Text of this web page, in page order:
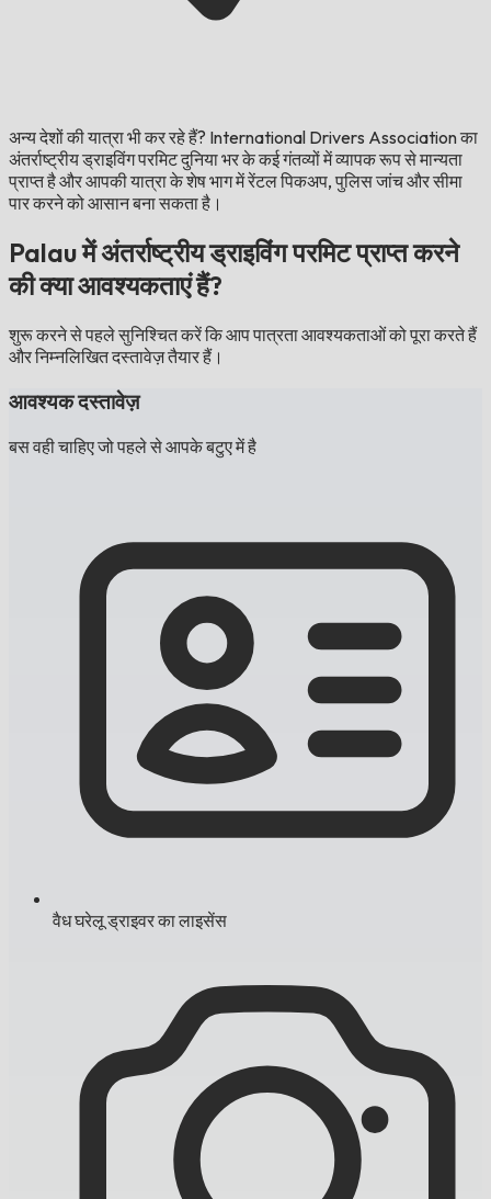
अन्य देशों की यात्रा भी कर रहे हैं? International Drivers Association का
अंतर्राष्ट्रीय ड्राइविंग परमिट दुनिया भर के कई गंतव्यों में व्यापक रूप से मान्यता
प्राप्त है और आपकी यात्रा के शेष भाग में रेंटल पिकअप, पुलिस जांच और सीमा
पार करने को आसान बना सकता है।
Palau में अंतर्राष्ट्रीय ड्राइविंग परमिट प्राप्त करने
की क्या आवश्यकताएं हैं?
शुरू करने से पहले सुनिश्चित करें कि आप पात्रता आवश्यकताओं को पूरा करते हैं
और निम्नलिखित दस्तावेज़ तैयार हैं।
आवश्यक दस्तावेज़
बस वही चाहिए जो पहले से आपके बटुए में है
वैध घरेलू ड्राइवर का लाइसेंस